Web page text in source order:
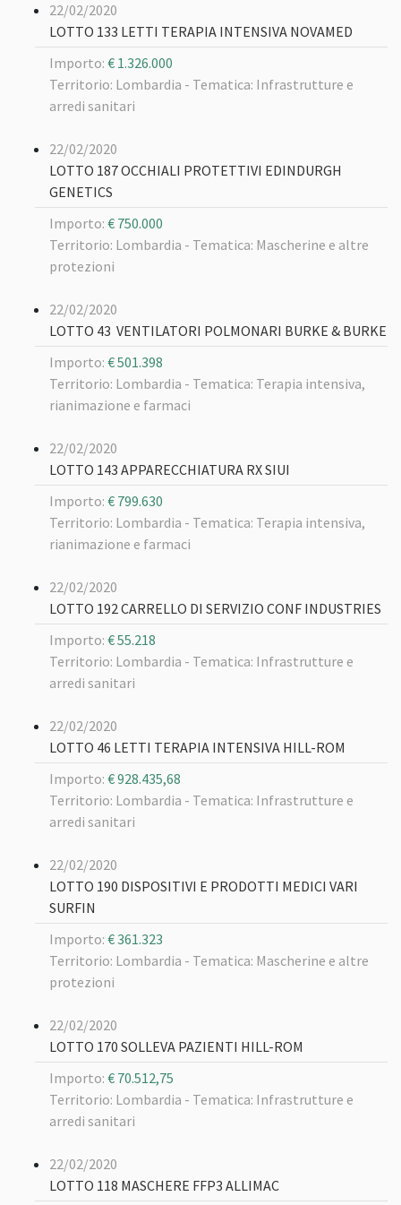
22/02/2020
LOTTO 133 LETTI TERAPIA INTENSIVA NOVAMED
Importo: € 1.326.000
Territorio: Lombardia - Tematica: Infrastrutture e
arredi sanitari
22/02/2020
LOTTO 187 OCCHIALI PROTETTIVI EDINDURGH
GENETICS
Importo: € 750.000
Territorio: Lombardia - Tematica: Mascherine e altre
protezioni
22/02/2020
LOTTO 43 VENTILATORI POLMONARI BURKE & BURKE
Importo: € 501.398
Territorio: Lombardia - Tematica: Terapia intensiva,
rianimazione e farmaci
22/02/2020
LOTTO 143 APPARECCHIATURA RX SIUI
Importo: € 799.630
Territorio: Lombardia - Tematica: Terapia intensiva,
rianimazione e farmaci
22/02/2020
LOTTO 192 CARRELLO DI SERVIZIO CONF INDUSTRIES
Importo: € 55.218
Territorio: Lombardia - Tematica: Infrastrutture e
arredi sanitari
22/02/2020
LOTTO 46 LETTI TERAPIA INTENSIVA HILL-ROM
Importo: € 928.435,68
Territorio: Lombardia - Tematica: Infrastrutture e
arredi sanitari
22/02/2020
LOTTO 190 DISPOSITIVI E PRODOTTI MEDICI VARI
SURFIN
Importo: € 361.323
Territorio: Lombardia - Tematica: Mascherine e altre
protezioni
22/02/2020
LOTTO 170 SOLLEVA PAZIENTI HILL-ROM
Importo: € 70.512,75
Territorio: Lombardia - Tematica: Infrastrutture e
arredi sanitari
22/02/2020
LOTTO 118 MASCHERE FFP3 ALLIMAC